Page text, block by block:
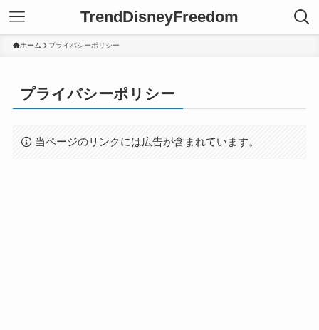
TrendDisneyFreedom
ホーム プライバシーポリシー
プライバシーポリシー
当ページのリンクには広告が含まれています。